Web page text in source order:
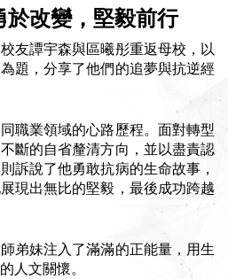
於改變，堅毅前行
友譚宇森與區曦彤重返母校，以
題，分享了他們的追夢與抗逆經
職業領域的心路歷程。面對轉型
斷的自省釐清方向，並以盡責認
訴說了他勇敢抗病的生命故事，
現出無比的堅毅，最後成功跨越
弟妹注入了滿滿的正能量，用生
人文關懷。